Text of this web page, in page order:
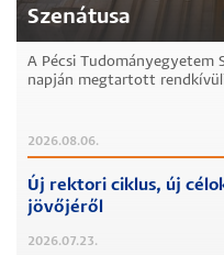
Szenátusa
A Pécsi Tudományegyetem
napján megtartott
2026.08.06.
Új rektori ciklus, új
jövőjéről
2026.07.23.